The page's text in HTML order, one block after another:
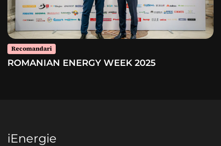
Recomandari
ROMANIAN ENERGY WEEK 2025
iEnergie